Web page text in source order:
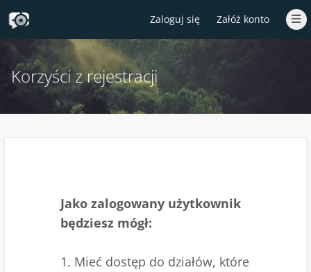
Zaloguj się Załóż konto
Korzyści z rejestracji
Jako zalogowany użytkownik
będziesz mógł:
1. Mieć dostęp do działów, które